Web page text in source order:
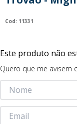
: 11331
Este produto não
Quero que me avisem
9